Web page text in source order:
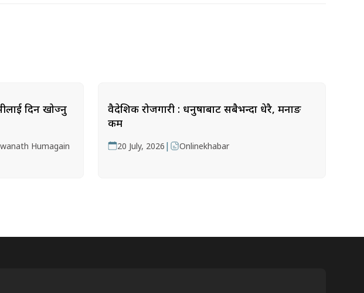
दिन खोज्नु
Humagain
वैदेशिक रोजगारी : धनुषाबाट सबैभन्दा धेरै, मनाङ
कम
20 July, 2026 | Onlinekhabar